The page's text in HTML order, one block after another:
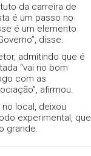
da carreira de
é um passo no
é um elemento
disse.
admitindo que é
“vai no bom
com as
afirmou.
local, deixou
experimental, que
grande.